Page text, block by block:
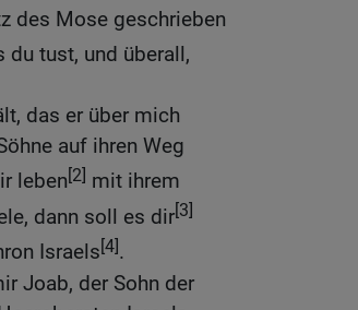
des Mose geschrieben
du tust, und überall,
das er über mich
auf ihren Weg
leben[2] mit ihrem
dann soll es dir[3]
Israels[4].
Joab, der Sohn der